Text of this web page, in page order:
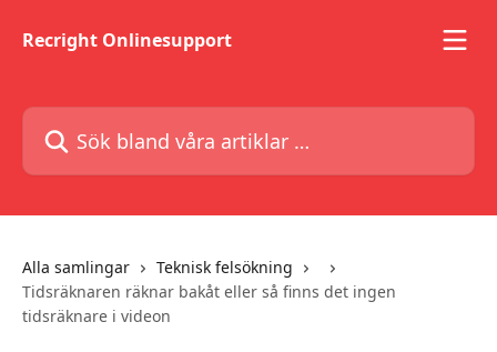
Recright Onlinesupport
Sök bland våra artiklar …
Alla samlingar
Teknisk felsökning
Tidsräknaren räknar bakåt eller så finns det ingen
tidsräknare i videon